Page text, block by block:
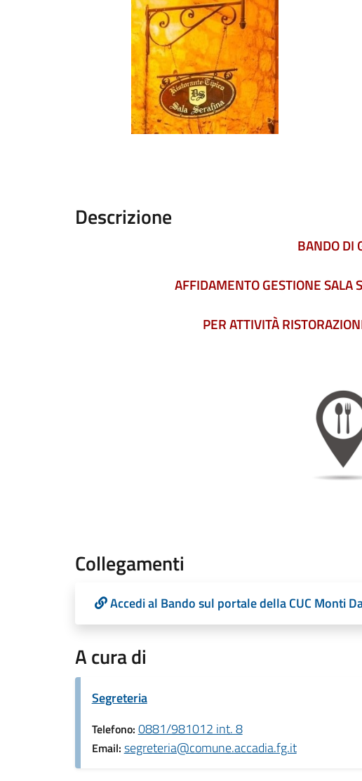
Descrizione
BANDO DI
AFFIDAMENTO GESTIONE SALA
PER ATTIVITÀ
Collegamenti
Accedi al Bando sul portale della CUC Monti
A cura di
Segreteria
Telefono: 0881/981012 int. 8
Email: segreteria@comune.accadia.fg.it